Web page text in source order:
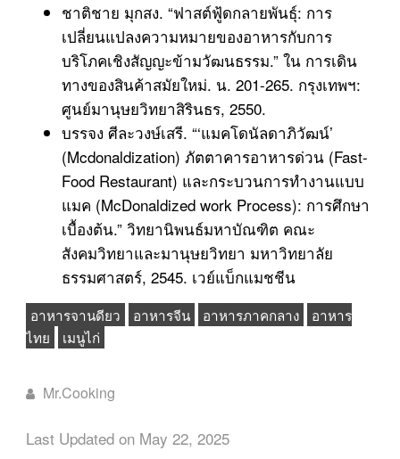
ชาติชาย มุกสง. “ฟาสต์ฟู้ดกลายพันธุ์: การ
เปลี่ยนแปลงความหมายของอาหารกับการ
บริโภคเชิงสัญญะข้ามวัฒนธรรม.” ใน การเดิน
ทางของสินค้าสมัยใหม่. น. 201-265. กรุงเทพฯ:
ศูนย์มานุษยวิทยาสิรินธร, 2550.
บรรจง ศีละวงษ์เสรี. “‘แมคโดนัลดาภิวัฒน์’
(Mcdonaldization) ภัตตาคารอาหารด่วน (Fast-
Food Restaurant) และกระบวนการทำงานแบบ
แมค (McDonaldized work Process): การศึกษา
เบื้องต้น.” วิทยานิพนธ์มหาบัณฑิต คณะ
สังคมวิทยาและมานุษยวิทยา มหาวิทยาลัย
ธรรมศาสตร์, 2545. เวย์แบ็กแมชชีน
อาหารจานดียว อาหารจีน อาหารภาคกลาง
อาหาร
ไทย
เมนูไก่
Mr.Cooking
Last Updated on May 22, 2025